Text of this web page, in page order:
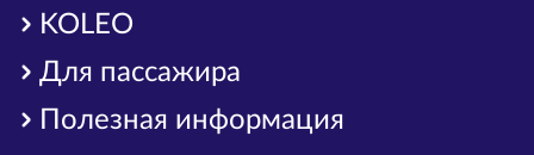
KOLEO
Для пассажира
Полезная информация